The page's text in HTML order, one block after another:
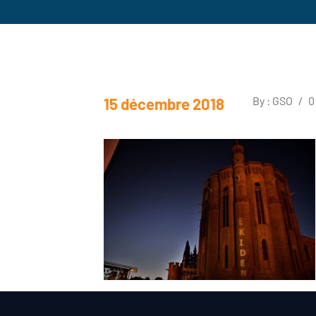
15 décembre 2018 By : GSO /